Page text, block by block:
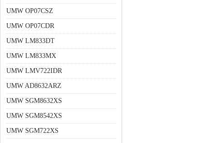
UMW OP07CSZ
UMW OP07CDR
UMW LM833DT
UMW LM833MX
UMW LMV722IDR
UMW AD8632ARZ
UMW SGM8632XS
UMW SGM8542XS
UMW SGM722XS